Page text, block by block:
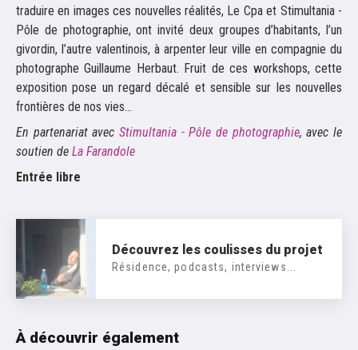
traduire en images ces nouvelles réalités, Le Cpa et Stimultania -
Pôle de photographie, ont invité deux groupes d’habitants, l’un
givordin, l’autre valentinois, à arpenter leur ville en compagnie du
photographe Guillaume Herbaut. Fruit de ces workshops, cette
exposition pose un regard décalé et sensible sur les nouvelles
frontières de nos vies…
En partenariat avec Stimultania - Pôle de photographie, avec le
soutien de La Farandole
Entrée libre
Découvrez les coulisses du projet
Résidence, podcasts, interviews...
À découvrir également